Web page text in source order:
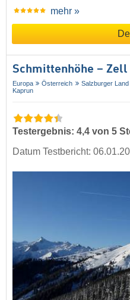
mehr »
Schmittenhöhe – Zell
Europa Österreich Salzburger Land
Kaprun
Testergebnis: 4,4 von 5
Datum Testbericht: